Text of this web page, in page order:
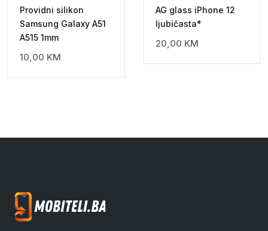
Providni silikon
Samsung Galaxy A51
A515 1mm
10,00 KM
AG glass iPhone 12
ljubičasta*
20,00 KM